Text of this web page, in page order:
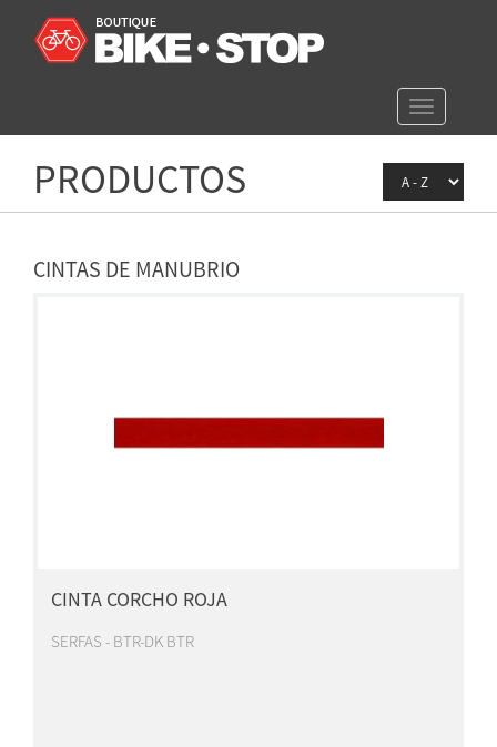
Toggle
navigation
PRODUCTOS
CINTAS DE MANUBRIO
CINTA CORCHO ROJA
SERFAS - BTR-DK BTR